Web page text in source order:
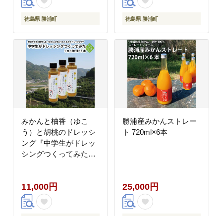
徳島県 勝浦町 徳島県 勝浦町
みかんと柚香（ゆこ
う）と胡桃のドレッシ
ング『中学生がドレッ
シングつくってみた』
11,000円
勝浦産みかんストレー
ト 720ml×6本
25,000円